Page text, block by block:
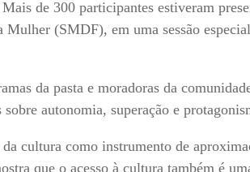
de 300 participantes estiveram
(SMDF), em uma sessão
da pasta e moradoras da
autonomia, superação e
cultura como instrumento de
que o acesso à cultura também é